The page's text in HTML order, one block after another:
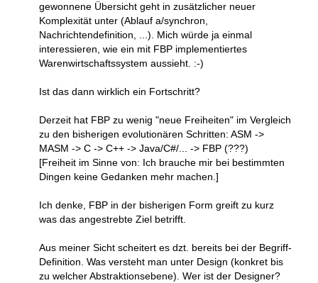
gewonnene Übersicht geht in zusätzlicher neuer
Komplexität unter (Ablauf a/synchron,
Nachrichtendefinition, ...). Mich würde ja einmal
interessieren, wie ein mit FBP implementiertes
Warenwirtschaftssystem aussieht. :-)
Ist das dann wirklich ein Fortschritt?
Derzeit hat FBP zu wenig "neue Freiheiten" im Vergleich
zu den bisherigen evolutionären Schritten: ASM ->
MASM -> C -> C++ -> Java/C#/... -> FBP (???)
[Freiheit im Sinne von: Ich brauche mir bei bestimmten
Dingen keine Gedanken mehr machen.]
Ich denke, FBP in der bisherigen Form greift zu kurz
was das angestrebte Ziel betrifft.
Aus meiner Sicht scheitert es dzt. bereits bei der Begriff-
Definition. Was versteht man unter Design (konkret bis
zu welcher Abstraktionsebene). Wer ist der Designer?